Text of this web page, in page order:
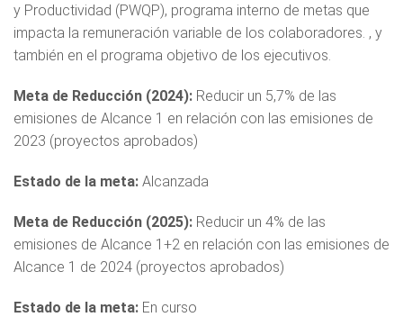
y Productividad (PWQP), programa interno de metas que
impacta la remuneración variable de los colaboradores. , y
también en el programa objetivo de los ejecutivos.
Meta de Reducción (2024): Reducir un 5,7% de las
emisiones de Alcance 1 en relación con las emisiones de
2023 (proyectos aprobados)
Estado de la meta: Alcanzada
Meta de Reducción (2025): Reducir un 4% de las
emisiones de Alcance 1+2 en relación con las emisiones de
Alcance 1 de 2024 (proyectos aprobados)
Estado de la meta: En curso